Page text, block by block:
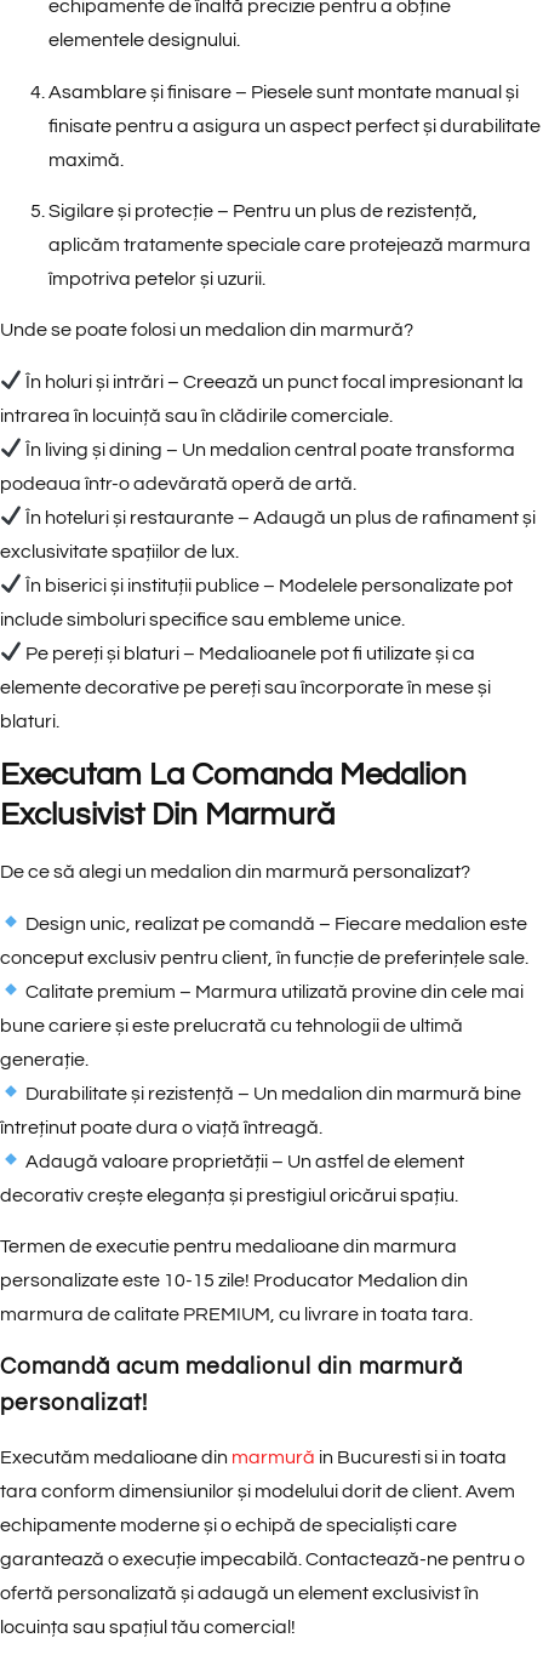
echipamente de înaltă precizie pentru a obține
elementele designului.
Asamblare și finisare– Piesele sunt montate manual și
finisate pentru a asigura un aspect perfect și durabilitate
maximă.
Sigilare și protecție– Pentru un plus de rezistență,
aplicăm tratamente speciale care protejează marmura
împotriva petelor și uzurii.
Unde se poate folosi un medalion din marmură?
În holuri și intrări– Creează un punct focal impresionant la
intrarea în locuință sau în clădirile comerciale.
În living și dining – Un medalion central poate transforma
podeaua într-o adevărată operă de artă.
În hoteluri și restaurante– Adaugă un plus de rafinament și
exclusivitate spațiilor de lux.
În biserici și instituții publice– Modelele personalizate pot
include simboluri specifice sau embleme unice.
Pe pereți și blaturi– Medalioanele pot fi utilizate și ca
elemente decorative pe pereți sau încorporate în mese și
blaturi.
Executam La Comanda Medalion
Exclusivist Din Marmură
De ce să alegi un medalion din marmură personalizat?
Design unic, realizat pe comandă – Fiecare medalion este
conceput exclusiv pentru client, în funcție de preferințele sale.
Calitate premium – Marmura utilizată provine din cele mai
bune cariere și este prelucrată cu tehnologii de ultimă
generație.
Durabilitate și rezistență – Un medalion din marmură bine
întreținut poate dura o viață întreagă.
Adaugă valoare proprietății– Un astfel de element
decorativ crește eleganța și prestigiul oricărui spațiu.
Termen de executie pentru medalioane din marmura
personalizate este 10-15 zile! Producator Medalion din
marmura de calitate PREMIUM, cu livrare in toata tara.
Comandă acum medalionul din marmură
personalizat!
Executăm medalioane din marmură in Bucuresti si in toata
tara conform dimensiunilor și modelului dorit de client. Avem
echipamente moderne și o echipă de specialiști care
garantează o execuție impecabilă.Contactează-ne pentru o
ofertă personalizată și adaugă un element exclusivist în
locuința sau spațiul tău comercial!